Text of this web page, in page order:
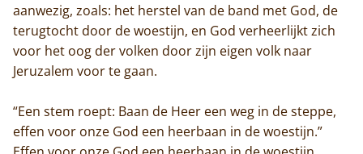
aanwezig, zoals: het herstel van de band met God, de
terugtocht door de woestijn, en God verheerlijkt zich
voor het oog der volken door zijn eigen volk naar
Jeruzalem voor te gaan.
“Een stem roept: Baan de Heer een weg in de steppe,
effen voor onze God een heerbaan in de woestijn.”